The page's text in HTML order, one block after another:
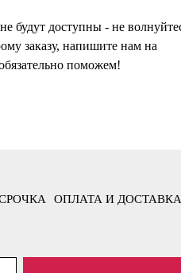
будут доступны - не
заказу, напишите нам на
поможем!
ОПЛАТА И ДОСТАВКА